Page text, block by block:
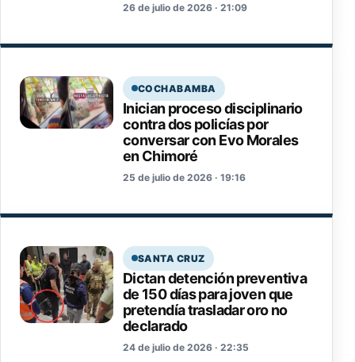
26 de julio de 2026 · 21:09
COCHABAMBA
Inician proceso disciplinario
contra dos policías por
conversar con Evo Morales
en Chimoré
25 de julio de 2026 · 19:16
SANTA CRUZ
Dictan detención preventiva
de 150 días para joven que
pretendía trasladar oro no
declarado
24 de julio de 2026 · 22:35